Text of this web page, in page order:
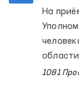
На
1081